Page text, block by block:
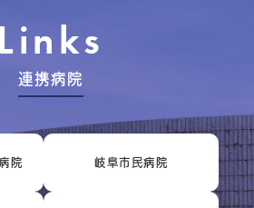
Links
連携病院
院 岐阜市民病院